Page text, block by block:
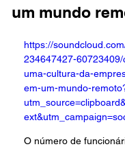
um mundo
https://
234647427-
uma-cultura-da-
em-um-mundo-
O número de